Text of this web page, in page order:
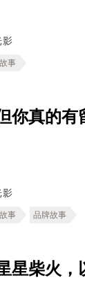
影
事
你真的
影
事 品牌故事
星柴火